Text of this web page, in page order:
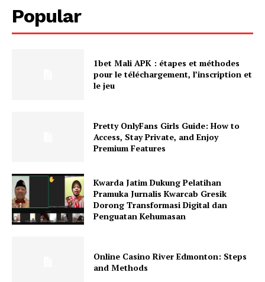
Popular
1bet Mali APK : étapes et méthodes
pour le téléchargement, l’inscription et
le jeu
Pretty OnlyFans Girls Guide: How to
Access, Stay Private, and Enjoy
Premium Features
Kwarda Jatim Dukung Pelatihan
Pramuka Jurnalis Kwarcab Gresik
Dorong Transformasi Digital dan
Penguatan Kehumasan
Online Casino River Edmonton: Steps
and Methods